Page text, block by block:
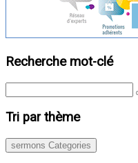
Recherche mot-clé
Tri par thème
sermons Categories